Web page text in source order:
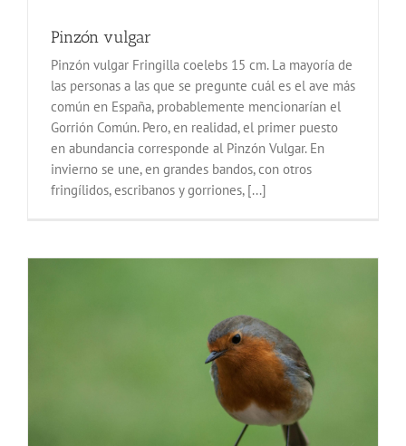
Pinzón vulgar
Pinzón vulgar Fringilla coelebs 15 cm. La mayoría de
las personas a las que se pregunte cuál es el ave más
común en España, probablemente mencionarían el
Gorrión Común. Pero, en realidad, el primer puesto
en abundancia corresponde al Pinzón Vulgar. En
invierno se une, en grandes bandos, con otros
fringílidos, escribanos y gorriones, [...]